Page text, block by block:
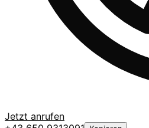
Jetzt anrufen